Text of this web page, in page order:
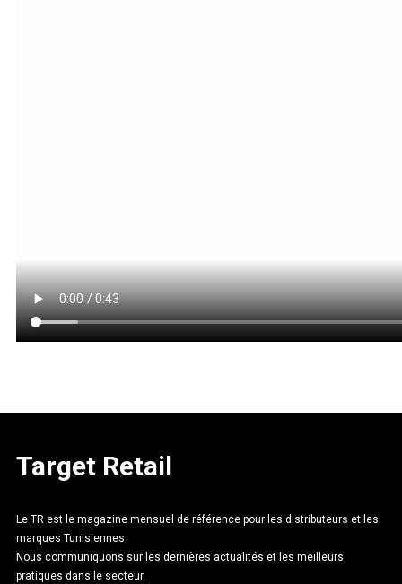
Target Retail
Le TR est le magazine mensuel de référence pour les distributeurs et les
marques Tunisiennes
Nous communiquons sur les dernières actualités et les meilleurs
pratiques dans le secteur.